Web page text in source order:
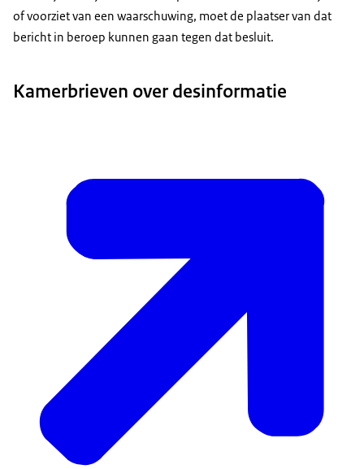
of voorziet van een waarschuwing, moet de plaatser van dat
bericht in beroep kunnen gaan tegen dat besluit.
Kamerbrieven over desinformatie